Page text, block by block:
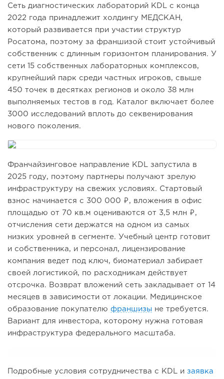
Сеть диагностических лабораторий KDL с конца
2022 года принадлежит холдингу МЕДСКАН,
который развивается при участии структур
Росатома, поэтому за франшизой стоит устойчивый
собственник с длинным горизонтом планирования. У
сети 15 собственных лабораторных комплексов,
крупнейший парк среди частных игроков, свыше
450 точек в десятках регионов и около 38 млн
выполняемых тестов в год. Каталог включает более
3000 исследований вплоть до секвенирования
нового поколения.
Франчайзинговое направление KDL запустила в
2025 году, поэтому партнеры получают зрелую
инфраструктуру на свежих условиях. Стартовый
взнос начинается с 300 000 ₽, вложения в офис
площадью от 70 кв.м оцениваются от 3,5 млн ₽,
отчисления сети держатся на одном из самых
низких уровней в сегменте. Учебный центр готовит
и собственника, и персонал, лицензирование
компания ведет под ключ, биоматериал забирает
своей логистикой, по расходникам действует
отсрочка. Возврат вложений сеть закладывает от 14
месяцев в зависимости от локации. Медицинское
образование покупателю франшизы не требуется.
Вариант для инвестора, которому нужна готовая
инфраструктура федерального масштаба.
Подробные условия сотрудничества с KDL и заявка